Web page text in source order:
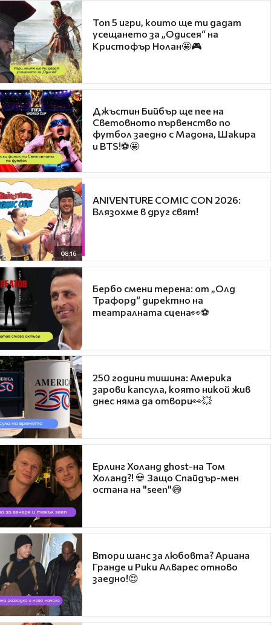
Топ 5 игри, които ще ти дадат
усещането за „Одисея“ на
Кристофър Нолан🤩🎮
Джъстин Бийбър ще пее на
Световното първенство по
футбол заедно с Мадона, Шакира
и BTS!⚽🤩
08:16
ANIVENTURE COMIC CON 2026:
Влязохме в друг свят!
Бербо смени терена: от „Олд
Трафорд“ директно на
театралната сцена👀⚽
250 години тишина: Америка
зарови капсула, която никой жив
днес няма да отвори👀💥
Ерлинг Холанд ghost-на Том
Холанд?! 💀 Защо Спайдър-мен
остана на "seen"😅
Втори шанс за любовта? Ариана
Гранде и Рики Алварес отново
заедно!😍